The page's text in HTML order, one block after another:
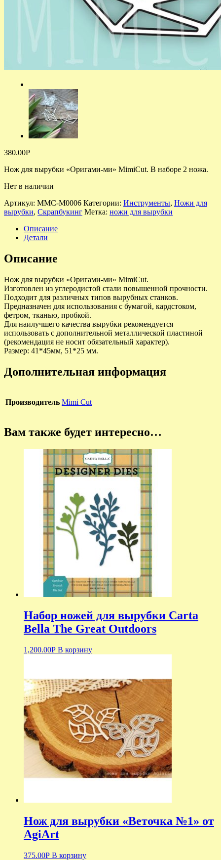
380.00Р
Нож для вырубки «Оригами-ми» MimiCut. В наборе 2 ножа.
Нет в наличии
Артикул: MMC-M0006 Категории: Инструменты, Ножи для
вырубки, Скрапбукинг Метка: ножи для вырубки
Описание
Детали
Описание
Нож для вырубки «Оригами-ми» MimiCut.
Изготовлен из углеродистой стали повышенной прочности.
Подходит для различных типов вырубных станков.
Предназначен для использования с бумагой, кардстоком,
фетром, тканью, пробкой.
Для наилучшего качества вырубки рекомендуется
использовать с дополнительной металлической пластиной
(рекомендация не носит обязательный характер).
Размер: 41*45мм, 51*25 мм.
Дополнительная информация
Производитель Mimi Cut
Вам также будет интересно…
Набор ножей для вырубки Carta
Bella The Great Outdoors
1,200.00Р В корзину
Нож для вырубки «Веточка №1» от
AgiArt
375.00Р В корзину